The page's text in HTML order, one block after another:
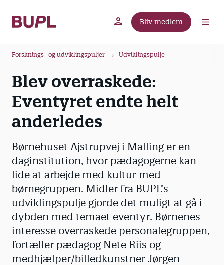
Bliv medlem
Forsknings- og udviklingspuljer Udviklingspulje
Blev overraskede:
Eventyret endte helt
anderledes
Børnehuset Ajstrupvej i Malling er en
daginstitution, hvor pædagogerne kan
lide at arbejde med kultur med
børnegruppen. Midler fra BUPL’s
udviklingspulje gjorde det muligt at gå i
dybden med temaet eventyr. Børnenes
interesse overraskede personalegruppen,
fortæller pædagog Nete Riis og
medhjælper/billedkunstner Jørgen